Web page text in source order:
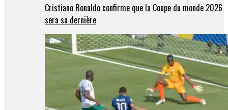
Cristiano Ronaldo confirme que la Coupe du monde 2026
sera sa dernière